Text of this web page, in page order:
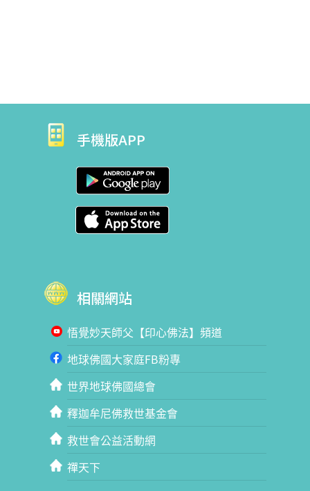
手機版APP
相關網站
悟覺妙天師父【印心佛法】頻道
地球佛國大家庭FB粉專
世界地球佛國總會
釋迦牟尼佛救世基金會
救世會公益活動網
禪天下